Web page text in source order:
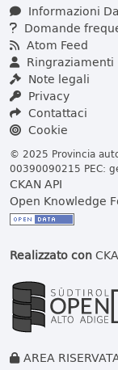
Informazioni
Domande
Atom Feed
Ringraziamenti
Note legali
Privacy
Contattaci
Cookie
© 2025 Provincia
00390090215 PEC:
CKAN API
Open Knowledge
Realizzato con
AREA